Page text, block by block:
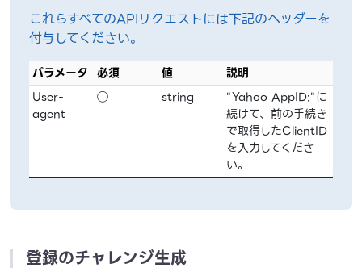
これらすべてのAPIリクエストには下記のヘッダーを
付与してください。
パラメータ 必須 値
説明
User-
agent
◯ string
"Yahoo AppID:"に
続けて、前の手続き
で取得したClientID
を入力してくださ
い。
登録のチャレンジ生成